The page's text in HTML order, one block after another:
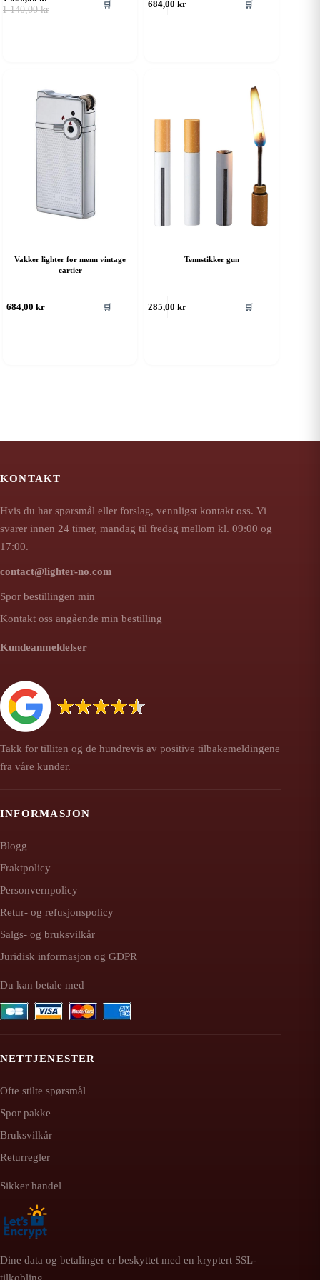
1 140,00kr
Opprinnelig
Nåværende
🛒 684,00kr 🛒
Vakker lighter for menn vintage
cartier
684,00kr 🛒
Tennstikker gun
285,00kr 🛒
KONTAKT
Hvis du har spørsmål eller forslag, vennligst kontakt oss. Vi
svarer innen 24 timer, mandag til fredag mellom kl. 09:00 og
17:00.
contact@lighter-no.com
Spor bestillingen min
Kontakt oss angående min bestilling
Kundeanmeldelser
Takk for tilliten og de hundrevis av positive tilbakemeldingene
fra våre kunder.
INFORMASJON
Blogg
Fraktpolicy
Personvernpolicy
Retur- og refusjonspolicy
Salgs- og bruksvilkår
Juridisk informasjon og GDPR
Du kan betale med
NETTJENESTER
Ofte stilte spørsmål
Spor pakke
Bruksvilkår
Returregler
Sikker handel
Dine data og betalinger er beskyttet med en kryptert SSL-
tilkobling.